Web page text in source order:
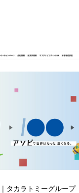
タカラトミーグループ